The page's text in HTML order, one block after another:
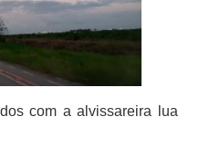
com a alvissareira lua